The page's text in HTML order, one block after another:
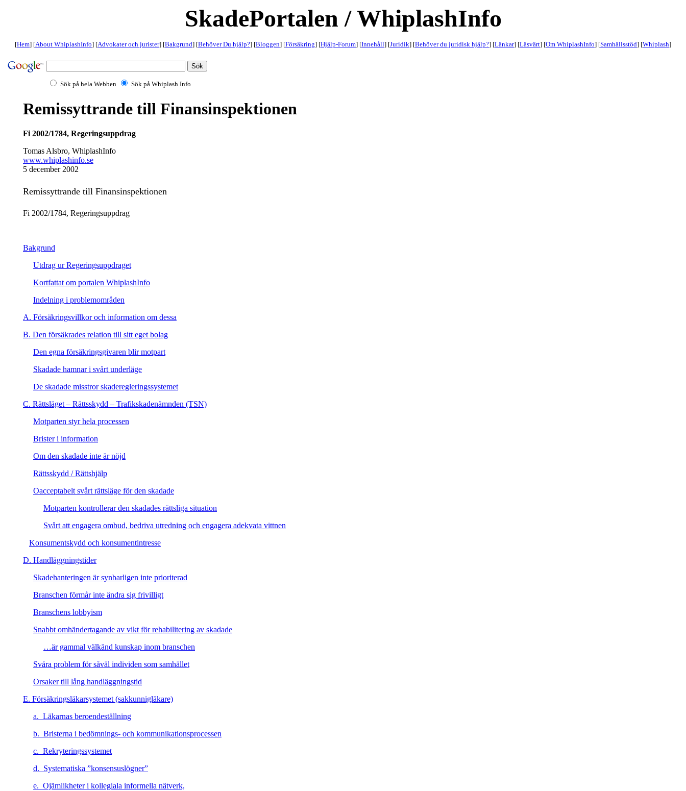
SkadePortalen / WhiplashInfo
[Hem] [About WhiplashInfo] [Advokater och jurister] [Bakgrund] [Behöver Du hjälp?] [Bloggen] [Försäkring] [Hjälp-Forum] [Innehåll] [Juridik] [Behöver du juridisk hjälp?] [Länkar] [Läsvärt] [Om WhiplashInfo] [Samhällsstöd] [Whiplash]
Sök på hela Webben Sök på Whiplash Info
Remissyttrande till Finansinspektionen
Fi 2002/1784, Regeringsuppdrag
Tomas Alsbro, WhiplashInfo
www.whiplashinfo.se
5 december 2002
Remissyttrande till Finansinspektionen
Fi 2002/1784, Regeringsuppdrag
Bakgrund
Utdrag ur Regeringsuppdraget
Kortfattat om portalen WhiplashInfo
Indelning i problemområden
A. Försäkringsvillkor och information om dessa
B. Den försäkrades relation till sitt eget bolag
Den egna försäkringsgivaren blir motpart
Skadade hamnar i svårt underläge
De skadade misstror skaderegleringssystemet
C. Rättsläget – Rättsskydd – Trafikskadenämnden (TSN)
Motparten styr hela processen
Brister i information
Om den skadade inte är nöjd
Rättsskydd / Rättshjälp
Oacceptabelt svårt rättsläge för den skadade
Motparten kontrollerar den skadades rättsliga situation
Svårt att engagera ombud, bedriva utredning och engagera adekvata vittnen
Konsumentskydd och konsumentintresse
D. Handläggningstider
Skadehanteringen är synbarligen inte prioriterad
Branschen förmår inte ändra sig frivilligt
Branschens lobbyism
Snabbt omhändertagande av vikt för rehabilitering av skadade
…är gammal välkänd kunskap inom branschen
Svåra problem för såväl individen som samhället
Orsaker till lång handläggningstid
E. Försäkringsläkarsystemet (sakkunnigläkare)
a. Läkarnas beroendeställning
b. Bristerna i bedömnings- och kommunikationsprocessen
c. Rekryteringssystemet
d. Systematiska ”konsensuslögner”
e. Ojämlikheter i kollegiala informella nätverk,